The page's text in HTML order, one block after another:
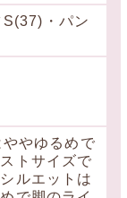
・パン
やゆるめで
トサイズで
ルエットは